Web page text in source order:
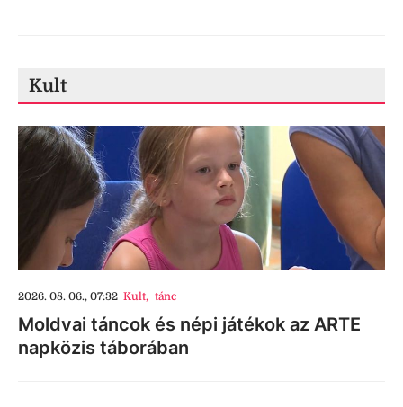
Kult
2026. 08. 06., 07:32 Kult, tánc
Moldvai táncok és népi játékok az ARTE
napközis táborában